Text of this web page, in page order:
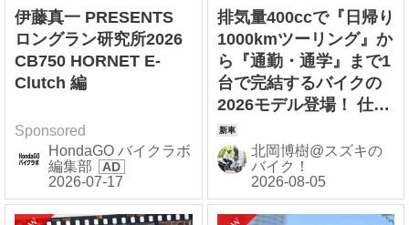
伊藤真一 PRESENTS
ロングラン研究所2026
CB750 HORNET E-
Clutch 編
Sponsored
HondaGO バイクラボ
編集部
排気量400ccで『日帰り
1000kmツーリング』か
ら『通勤・通学』まで1
台で完結するバイクの
2026モデル登場！ 仕様
変更を受けても価格は
すえ置き!? 今となって
は逆にリーズナブルか
も……【スズキのバイ
ク！ の新車ニュース】
北岡博樹@スズキの
バイク！